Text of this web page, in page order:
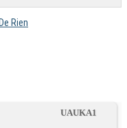
Rien
UAUKA1